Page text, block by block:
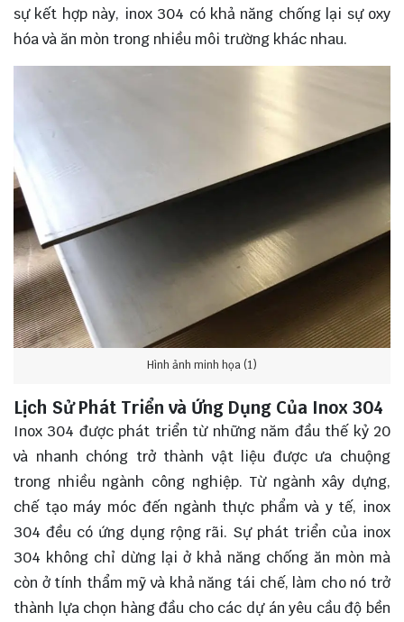
sự kết hợp này, inox 304 có khả năng chống lại sự oxy
hóa và ăn mòn trong nhiều môi trường khác nhau.
Hình ảnh minh họa (1)
Lịch Sử Phát Triển và Ứng Dụng Của Inox 304
Inox 304 được phát triển từ những năm đầu thế kỷ 20
và nhanh chóng trở thành vật liệu được ưa chuộng
trong nhiều ngành công nghiệp. Từ ngành xây dựng,
chế tạo máy móc đến ngành thực phẩm và y tế, inox
304 đều có ứng dụng rộng rãi. Sự phát triển của inox
304 không chỉ dừng lại ở khả năng chống ăn mòn mà
còn ở tính thẩm mỹ và khả năng tái chế, làm cho nó trở
thành lựa chọn hàng đầu cho các dự án yêu cầu độ bền